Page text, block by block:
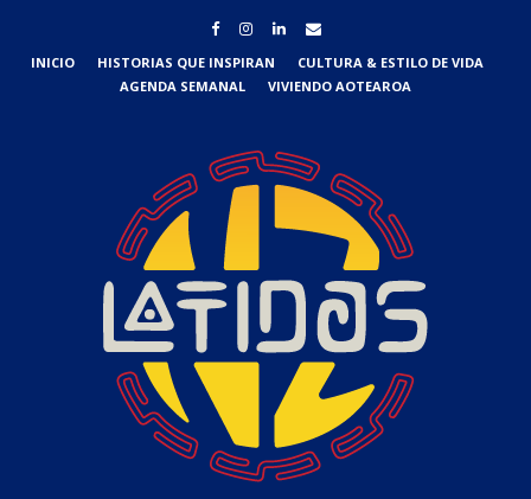
INICIO HISTORIAS QUE INSPIRAN
CULTURA & ESTILO DE VIDA
AGENDA SEMANAL
VIVIENDO AOTEAROA